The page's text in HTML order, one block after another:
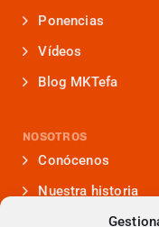
Ponencias
Vídeos
Blog MKTefa
NOSOTROS
Conócenos
Nuestra historia
Iniciativas que